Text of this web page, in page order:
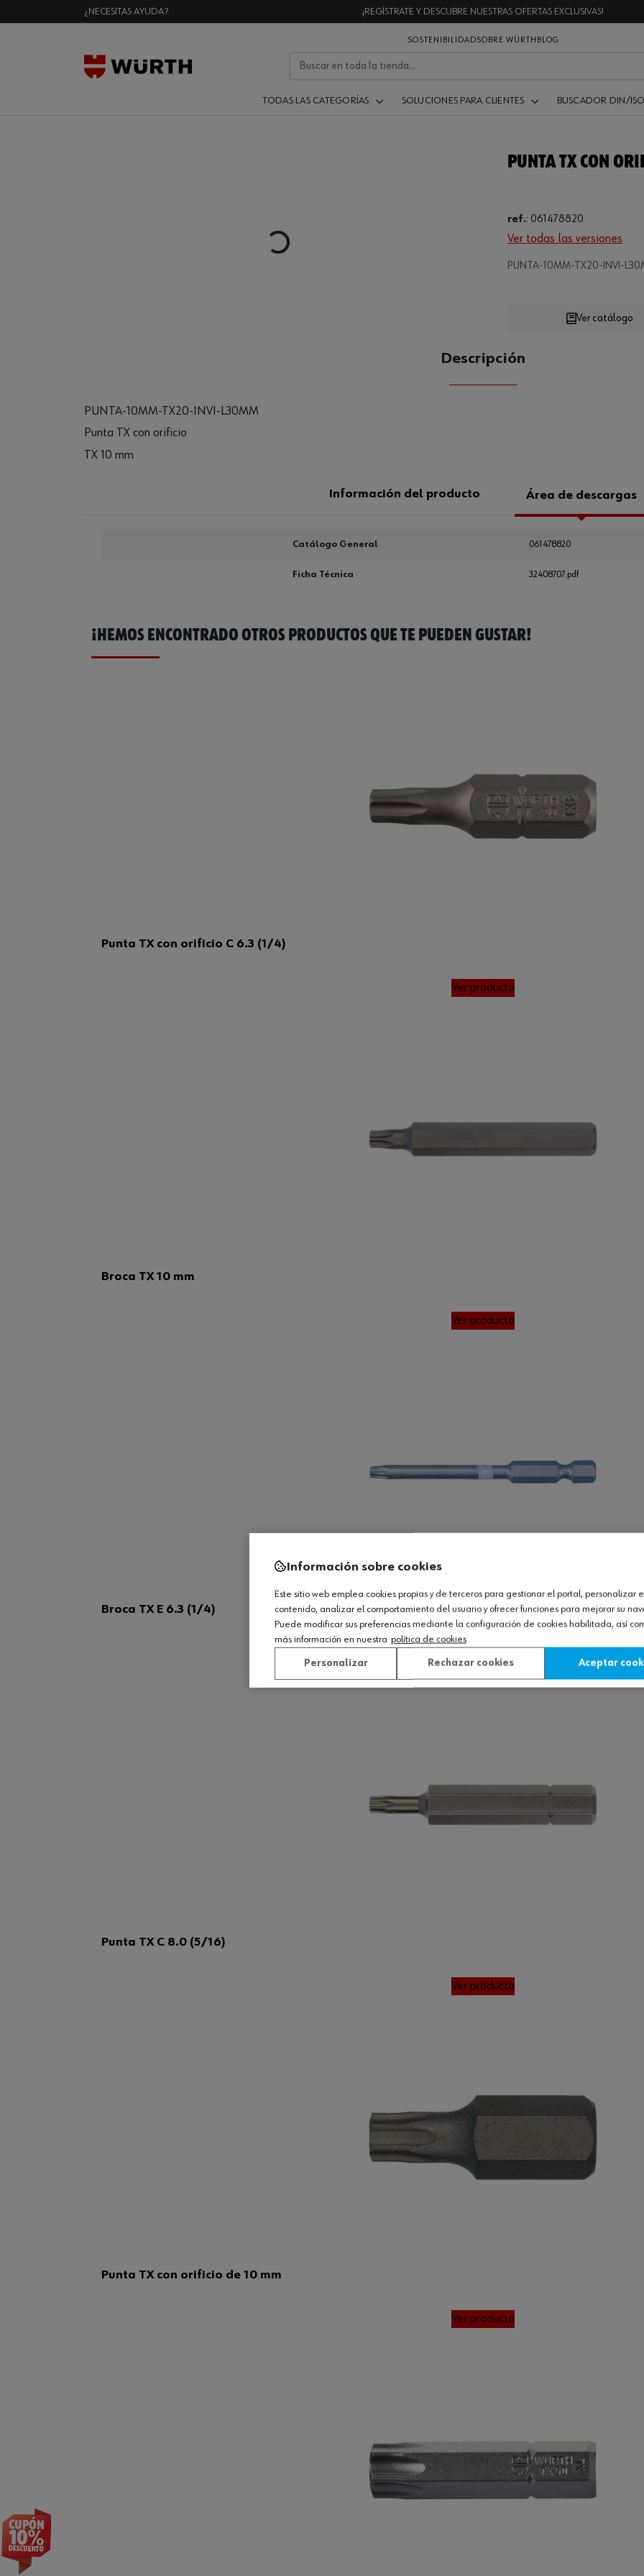
¿NECESITAS AYUDA? ¡REGÍSTRATE Y DESCUBRE NUESTRAS OFERTAS EXCLUSIVAS!
SOSTENIBILIDADSOBRE WÜRTH BLOG
TODAS LAS CATEGORÍAS SOLUCIONES PARA CLIENTES BUSCADOR DIN/ISO
Loading...
PUNTA TX CON
ref.: 061478820
Ver todas las versiones
PUNTA-10MM-TX20-INVI-
Loading...
CANTIDAD
Ver catálogo
Descripción
PUNTA-10MM-TX20-INVI-L30MM
Punta TX con orificio
TX 10 mm
Información del producto Área de descargas
Catálogo General 061478820
Ficha Técnica 32408707.pdf
¡HEMOS ENCONTRADO OTROS PRODUCTOS QUE TE PUEDEN GUSTAR!
Punta TX con orificio C 6.3 (1/4)
Ver producto
Broca TX 10 mm
Ver producto
Broca TX E 6.3 (1/4)
Punta TX C 8.0 (5/16)
Ver producto
Punta TX con orificio de 10 mm
Ver producto
Información sobre cookies
Este sitio web emplea cookies propias y de terceros para gestionar el portal, personalizar
contenido, analizar el comportamiento del usuario y ofrecer funciones para mejorar su
Puede modificar sus preferencias mediante la configuración de cookies habilitada, así
más información en nuestra política de cookies
Personalizar Rechazar cookies Aceptar